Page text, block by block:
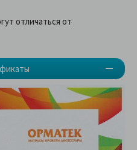
отличаться от